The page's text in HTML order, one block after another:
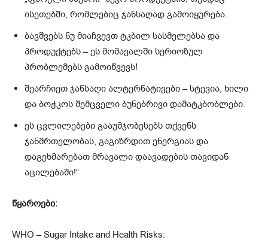
ისეთებში, რომლებიც ჯანსაღად გამოიყურება.
ბავშვებს ნუ მიაჩვევთ ტკბილ სასმელებსა და
პროდუქტებს – ეს მომავალში სერიოზულ
პრობლემებს გამოიწვევს!
შეარჩიეთ ჯანსაღი ალტერნატივები – სტევია, ხილი
და ბოჭკოს შემცველი ბუნებრივი დამატკბობლები.
ეს ცვლილებები გააუმჯობესებს თქვენს
ჯანმრთელობას, გაგიზრდით ენერგიას და
დაგეხმარებათ მრავალი დაავადების თავიდან
აცილებაში!“
წყაროები:
WHO – Sugar Intake and Health Risks: